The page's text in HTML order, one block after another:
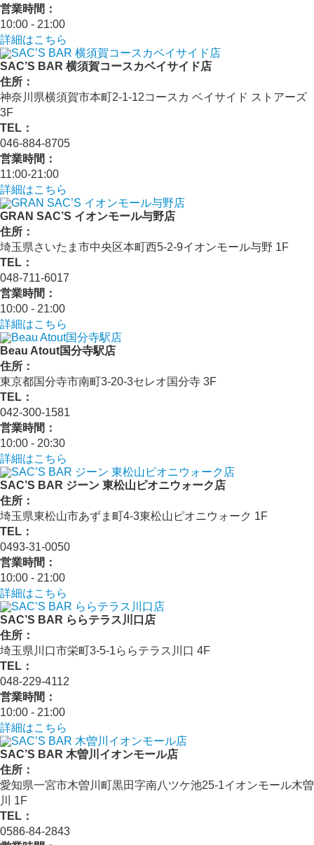
営業時間：
10:00 - 21:00
詳細はこちら
SAC’S BAR 横須賀コースカベイサイド店
住所：
神奈川県横須賀市本町2-1-12コースカ ベイサイド ストアーズ
3F
TEL：
046-884-8705
営業時間：
11:00-21:00
詳細はこちら
GRAN SAC’S イオンモール与野店
住所：
埼玉県さいたま市中央区本町西5-2-9イオンモール与野 1F
TEL：
048-711-6017
営業時間：
10:00 - 21:00
詳細はこちら
Beau Atout国分寺駅店
住所：
東京都国分寺市南町3-20-3セレオ国分寺 3F
TEL：
042-300-1581
営業時間：
10:00 - 20:30
詳細はこちら
SAC’S BAR ジーン 東松山ピオニウォーク店
住所：
埼玉県東松山市あずま町4-3東松山ピオニウォーク 1F
TEL：
0493-31-0050
営業時間：
10:00 - 21:00
詳細はこちら
SAC’S BAR ららテラス川口店
住所：
埼玉県川口市栄町3-5-1ららテラス川口 4F
TEL：
048-229-4112
営業時間：
10:00 - 21:00
詳細はこちら
SAC’S BAR 木曽川イオンモール店
住所：
愛知県一宮市木曽川町黒田字南八ツケ池25-1イオンモール木曽
川 1F
TEL：
0586-84-2843